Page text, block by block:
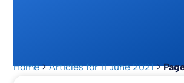
Home>Articles for 11 June 2021>